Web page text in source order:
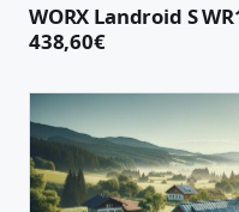
WORX Landroid S
438,60€